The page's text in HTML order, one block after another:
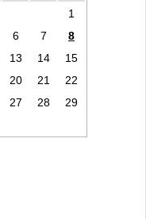
1
6 7
8
13 14
15
20 21
22
27 28
29